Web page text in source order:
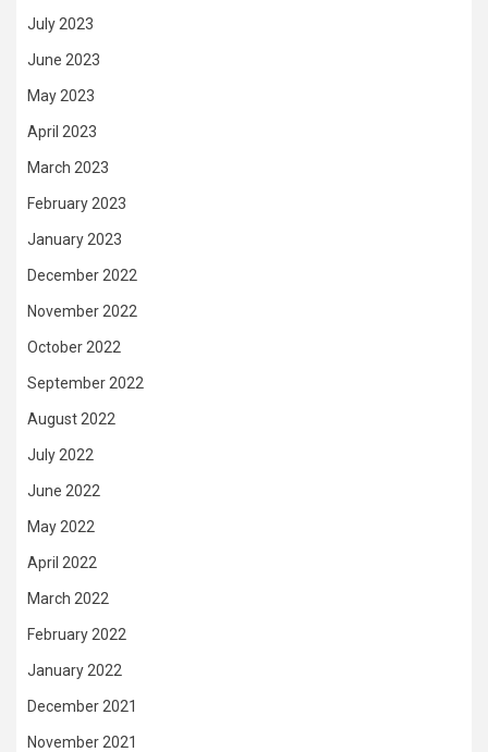
July 2023
June 2023
May 2023
April 2023
March 2023
February 2023
January 2023
December 2022
November 2022
October 2022
September 2022
August 2022
July 2022
June 2022
May 2022
April 2022
March 2022
February 2022
January 2022
December 2021
November 2021